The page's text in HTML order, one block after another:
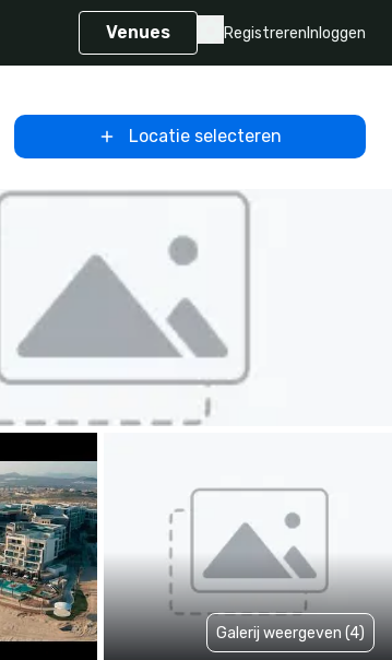
Venues Registreren Inloggen
Locatie selecteren
Galerij weergeven (4)